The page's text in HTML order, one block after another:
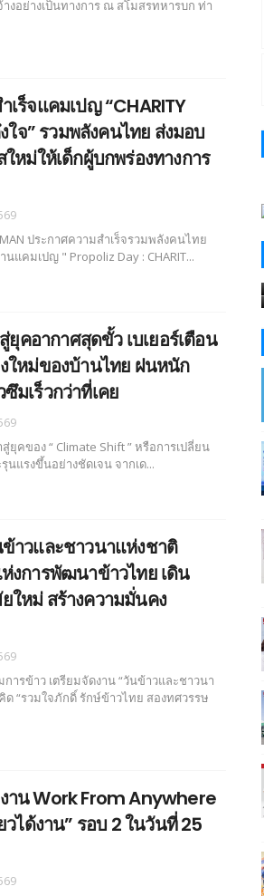
งอย่างเป็นทางการ ณ สโมสรทหารบก ท่า
ร็จแคมเปญ “CHARITY
งใจ” รวมพลังคนไทย ส่งมอบ
หม่ให้เด็กผู้บกพร่องทางการ
ประกาศความสำเร็จรวมพลังคนไทย
แคมเปญ " Propoliz Day : CHARIT...
คอากาศสุดขั้ว เบเยอร์เตือน
ใหม่ของบ้านไทย ฝนหนัก
มเร็วกว่าที่เคย
ยุคของ “ Climate Shift ” หรือการเปลี่ยน
แรงขึ้นอย่างชัดเจน จากเด...
าวและชาวนาแห่งชาติ
งการพัฒนาข้าวไทย เดิน
ใหม่ สร้างความมั่นคง
ารข้าว เตรียมจัดงาน “วันข้าวและชาวนา
ด “รวมใจภักดิ์ รักษ์ข้าวไทย สองทศวรรษ
าน Work From Anywhere
วได้งาน” รอบ 2 ในวันที่ 25